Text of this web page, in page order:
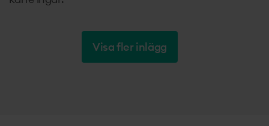
Visa fler inlägg